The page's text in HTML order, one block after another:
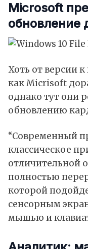
Microsoft
обновление
Хоть от версии
как Micrisoft
однако тут они
обновлению
“Современный
классическое
отличительной
полностью
которой
сенсорным
мышью и